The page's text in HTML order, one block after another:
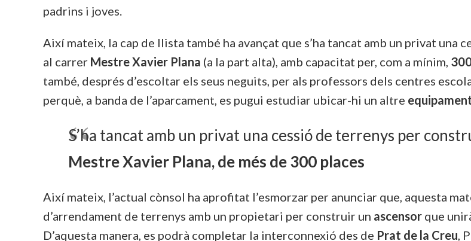
padrins i joves.
Així mateix, la cap de llista també ha avançat que s’ha tancat amb un privat una
al carrer Mestre Xavier Plana (a la part alta), amb capacitat per, com a mínim,
també, després d’escoltar els seus neguits, per als professors dels centres
perquè, a banda de l’aparcament, es pugui estudiar ubicar-hi un altre
S’ha tancat amb un privat una cessió de terrenys per
Mestre Xavier Plana, de més de 300 places
Així mateix, l’actual cònsol ha aprofitat l’esmorzar per anunciar que, aquesta
d’arrendament de terrenys amb un propietari per construir un ascensor que
D’aquesta manera, es podrà completar la interconnexió des de Prat de la Creu,